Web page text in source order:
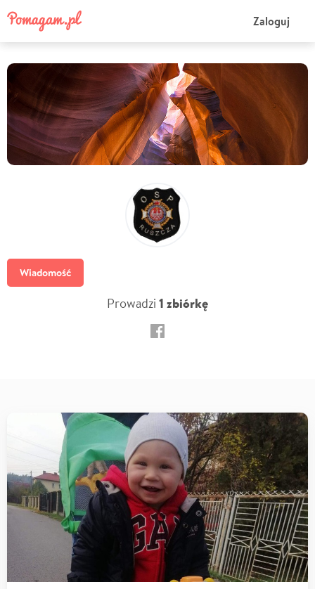
Zaloguj
Wiadomość
Prowadzi 1 zbiórkę